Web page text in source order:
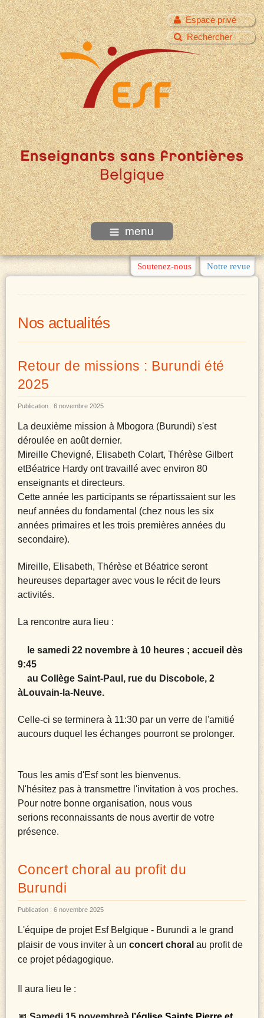
Soutenez-nous Notre revue
Espace privé
Rechercher
menu
Nos actualités
Retour de missions : Burundi été
2025
Publication : 6 novembre 2025
La deuxième mission à Mbogora (Burundi) s'est
déroulée en aoûtdernier.
Mireille Chevigné, Elisabeth Colart, Thérèse Gilbert
etBéatrice Hardy ont travaillé avec environ 80
enseignants etdirecteurs.
Cette année les participants se répartissaient sur les
neufannées du fondamental (chez nous les six
années primaires et les trois premières années du
secondaire).
Mireille, Elisabeth, Thérèse et Béatrice seront
heureuses departager avec vous le récit de leurs
activités.
La rencontre aura lieu :
le samedi 22 novembre à 10 heures ; accueil dès
9:45
au Collège Saint-Paul, rue du Discobole, 2
àLouvain-la-Neuve.
Celle-ci se terminera à 11:30 par un verre de l'amitié
aucours duquel les échanges pourront se prolonger.
Tous les amis d'Esf sont les bienvenus.
N'hésitez pas à transmettre l'invitation à vos proches.
Pour notre bonne organisation, nous vous
serions reconnaissants de nous avertir de votre
présence.
Concert choral au profit du
Burundi
Publication : 6 novembre 2025
L'équipe de projet Esf Belgique - Burundi a le grand
plaisir de vous inviter à un concert choral au profit de
ce projet pédagogique.
Il aura lieu le :